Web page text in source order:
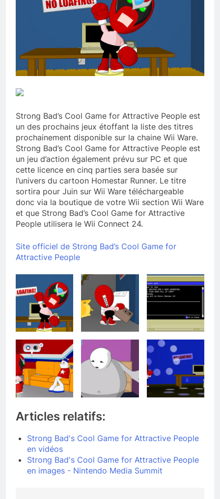
Strong Bad’s Cool Game for Attractive People est
un des prochains jeux étoffant la liste des titres
prochainement disponible sur la chaine Wii Ware.
Strong Bad’s Cool Game for Attractive People est
un jeu d’action également prévu sur PC et que
cette licence en cinq parties sera basée sur
l’univers du cartoon Homestar Runner. Le titre
sortira pour Juin sur Wii Ware téléchargeable
donc via la boutique de votre Wii section Wii Ware
et que Strong Bad’s Cool Game for Attractive
People utilisera le Wii Connect 24.
Site officiel de Strong Bad’s Cool Game for
Attractive People
Articles relatifs:
Strong Bad's Cool Game for Attractive People
en vidéos
Strong Bad's Cool Game for Attractive People
en images - Nintendo Media Summit